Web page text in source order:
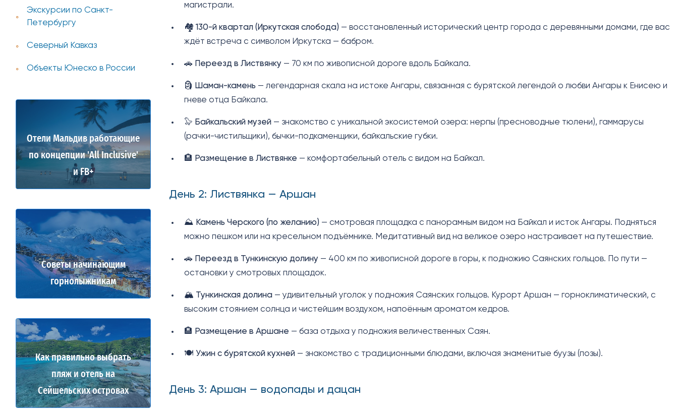
Экскурсии по Санкт-
Петербургу
Северный Кавказ
Объекты Юнеско в России
Отели Мальдив работающие
по концепции 'All Inclusive'
и FB+
Советы начинающим
горнолыжникам
Как правильно выбрать
пляж и отель на
Сейшельских островах
магистрали.
🏘️130-й квартал (Иркутская слобода) — восстановленный исторический центр города с деревянными домами, где вас
ждёт встреча с символом Иркутска — бабром.
🚗 Переезд в Листвянку — 70 км по живописной дороге вдоль Байкала.
🗿 Шаман-камень — легендарная скала на истоке Ангары, связанная с бурятской легендой о любви Ангары к Енисею и
гневе отца Байкала.
🦭 Байкальский музей — знакомство с уникальной экосистемой озера: нерпы (пресноводные тюлени), гаммарусы
(рачки-чистильщики), бычки-подкаменщики, байкальские губки.
🏨 Размещение в Листвянке — комфортабельный отель с видом на Байкал.
День 2: Листвянка — Аршан
⛰️ Камень Черского (по желанию) — смотровая площадка с панорамным видом на Байкал и исток Ангары. Подняться
можно пешком или на кресельном подъёмнике. Медитативный вид на великое озеро настраивает на путешествие.
🚗 Переезд в Тункинскую долину — 400 км по живописной дороге в горы, к подножию Саянских гольцов. По пути —
остановки у смотровых площадок.
🏔️ Тункинская долина — удивительный уголок у подножия Саянских гольцов. Курорт Аршан — горноклиматический, с
высоким стоянием солнца и чистейшим воздухом, напоённым ароматом кедров.
🏨 Размещение в Аршане — база отдыха у подножия величественных Саян.
🍽️ Ужин с бурятской кухней — знакомство с традиционными блюдами, включая знаменитые буузы (позы).
День 3: Аршан — водопады и дацан